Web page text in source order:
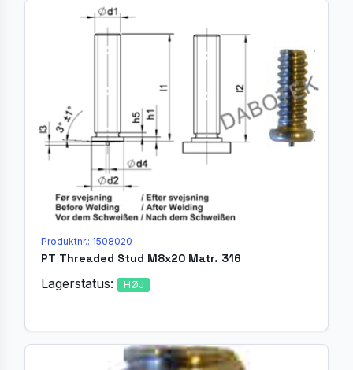
Produktnr.: 1508020
PT Threaded Stud M8x20 Matr. 316
Lagerstatus: HØJ